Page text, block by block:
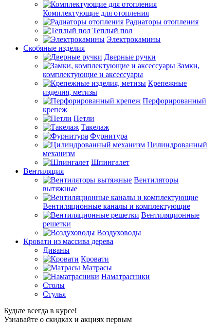
Комплектующие для отопления
Радиаторы отопления
Теплый пол
Электрокамины
Скобяные изделия
Дверные ручки
Замки,
комплектующие и аксессуары
Крепежные
изделия, метизы
Перфорированный
крепеж
Петли
Такелаж
Фурнитура
Цилиндрованный
механизм
Шпингалет
Вентиляция
Вентиляторы
вытяжные
Вентиляционные каналы и комплектующие
Вентиляционные
решетки
Воздуховоды
Кровати из массива дерева
Диваны
Кровати
Матрасы
Наматрасники
Столы
Стулья
Будьте всегда в курсе!
Узнавайте о скидках и акциях первым